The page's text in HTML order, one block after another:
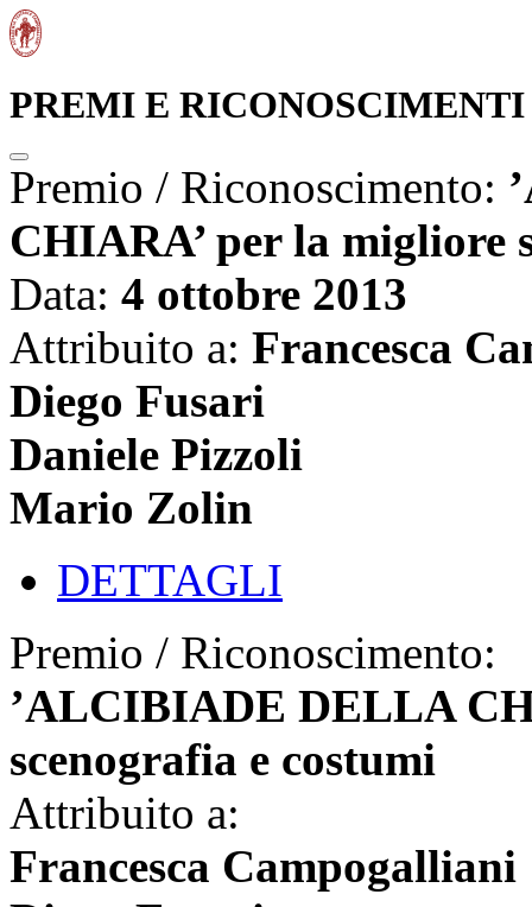
PREMI E RICONOSCIMENTI
Premio / Riconoscimento:
CHIARA’ per la migliore
Data: 4 ottobre 2013
Attribuito a: Francesca
Diego Fusari
Daniele Pizzoli
Mario Zolin
DETTAGLI
Premio / Riconoscimento:
’ALCIBIADE DELLA
scenografia e costumi
Attribuito a:
Francesca Campogalliani